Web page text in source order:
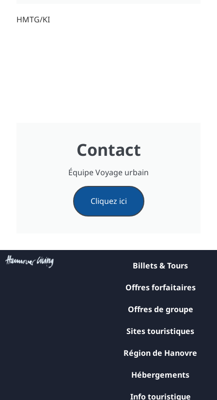
HMTG/KI
Contact
Équipe Voyage urbain
Cliquez ici
Billets & Tours
Offres forfaitaires
Offres de groupe
Sites touristiques
Région de Hanovre
Hébergements
Info touristique